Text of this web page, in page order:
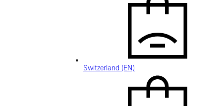
Switzerland (EN)